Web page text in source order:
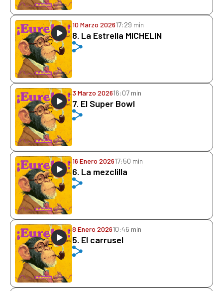
10 Marzo 202617:29 min
8. La Estrella MICHELIN
3 Marzo 202616:07 min
7. El Super Bowl
16 Enero 202617:50 min
6. La mezclilla
8 Enero 202610:46 min
5. El carrusel